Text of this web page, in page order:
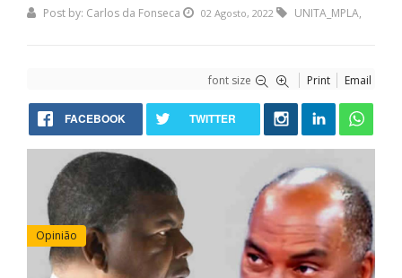
Post by: Carlos da Fonseca 02 Agosto, 2022 UNITA_MPLA,
font size Print Email
FACEBOOK TWITTER
Opinião